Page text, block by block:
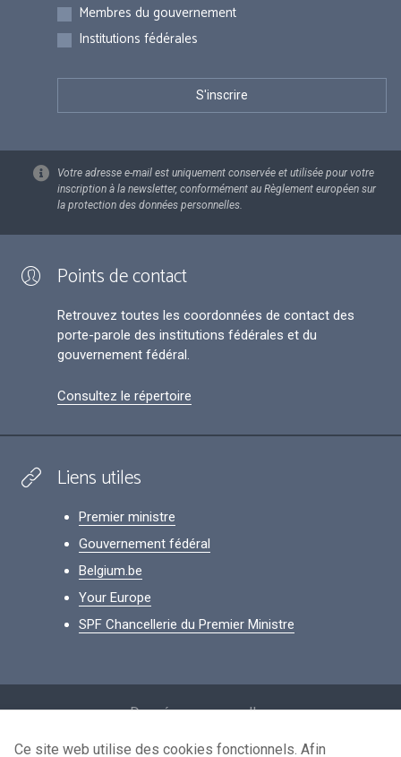
Membres du gouvernement
Institutions fédérales
Votre adresse e-mail est uniquement conservée et utilisée pour votre
inscription à la newsletter, conformément au Règlement européen sur
la protection des données personnelles.
Points de contact
Retrouvez toutes les coordonnées de contact des
porte-parole des institutions fédérales et du
gouvernement fédéral.
Consultez le répertoire
Liens utiles
Premier ministre
Gouvernement fédéral
Belgium.be
Your Europe
SPF Chancellerie du Premier Ministre
Données personnelles
Conditions de réutilisation
Ce site web utilise des cookies fonctionnels. Afin